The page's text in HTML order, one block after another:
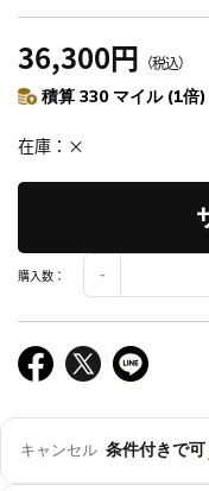
36,300円 （税込）
積算 330 マイル (1倍)
在庫 ×
購入数：
キャンセル 条件付きで可